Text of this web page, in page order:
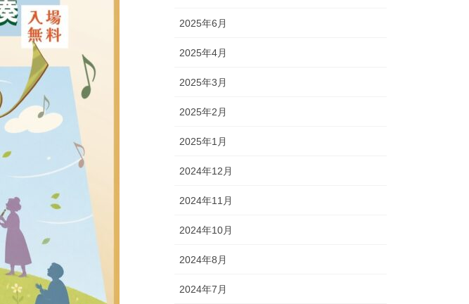
2025年6月
2025年4月
2025年3月
2025年2月
2025年1月
2024年12月
2024年11月
2024年10月
2024年8月
2024年7月